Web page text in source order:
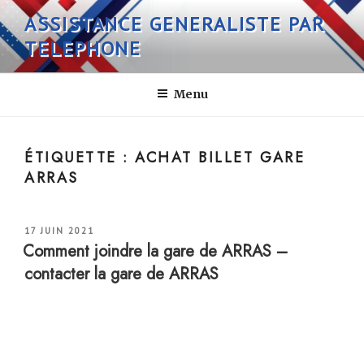
Aller
au
contenu
principal
ASSISTANCE GENERALISTE PAR
TELEPHONE
Menu
ÉTIQUETTE :ACHAT BILLET GARE
ARRAS
PUBLIÉ
LE
17 JUIN 2021
Comment joindre la gare de ARRAS –
contacter la gare de ARRAS